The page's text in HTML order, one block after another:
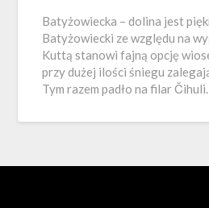
Batyżowiecka – dolina jest
Batyżowiecki ze względu na
Kuttą stanowi fajną opcję
przy dużej ilości śniegu
Tym razem padło na filar